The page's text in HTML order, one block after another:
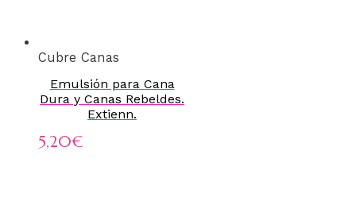
Cubre Canas
Emulsión para Cana
Dura y Canas Rebeldes.
Extienn.
5,20€